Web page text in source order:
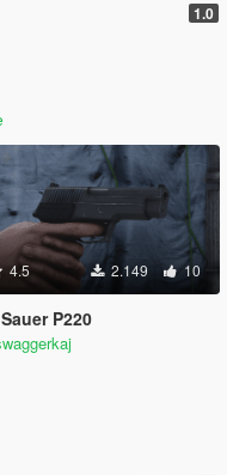
1.0
4.5 2.149 10
P220